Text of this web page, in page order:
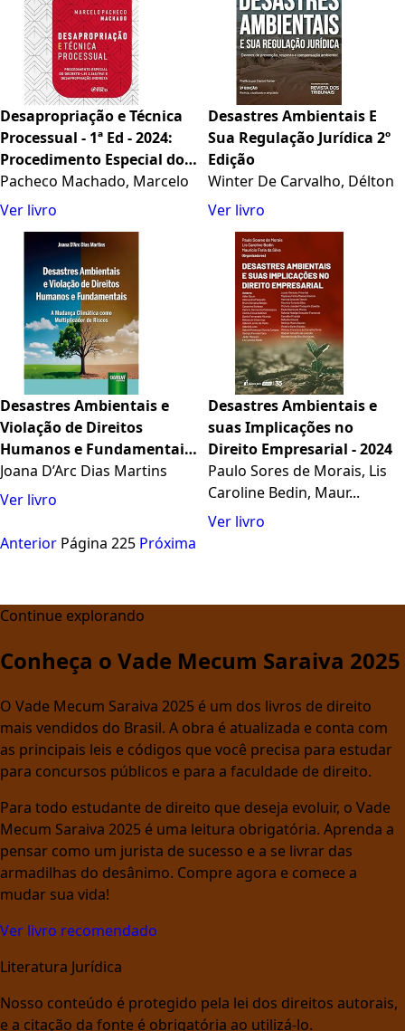
Desapropriação e Técnica
Processual - 1ª Ed - 2024:
Procedimento Especial do
Decreto-lei 3.365/1941 e
Desapropriação Indireta
Pacheco Machado, Marcelo
Ver livro
Desastres Ambientais E
Sua Regulação Jurídica 2º
Edição
Winter De Carvalho, Délton
Ver livro
Desastres Ambientais e
Violação de Direitos
Humanos e Fundamentais
- A Mudança Climática
como Multiplicador de
Joana D’Arc Dias Martins
Ver livro
Desastres Ambientais e
suas Implicações no
Direito Empresarial - 2024
Paulo Sores de Morais, Lis
Caroline Bedin, Maur...
Ver livro
Anterior Página 225 Próxima
Continue explorando
Conheça o Vade Mecum Saraiva 2025
O Vade Mecum Saraiva 2025 é um dos livros de direito
mais vendidos do Brasil. A obra é atualizada e conta com
as principais leis e códigos que você precisa para estudar
para concursos públicos e para a faculdade de direito.
Para todo estudante de direito que deseja evoluir, o Vade
Mecum Saraiva 2025 é uma leitura obrigatória. Aprenda a
pensar como um jurista de sucesso e a se livrar das
armadilhas do desânimo. Compre agora e comece a
mudar sua vida!
Ver livro recomendado
Literatura Jurídica
Nosso conteúdo é protegido pela lei dos direitos autorais,
e a citação da fonte é obrigatória ao utilizá-lo.